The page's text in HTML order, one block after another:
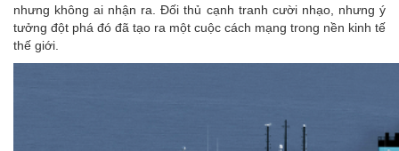
nhưng không ai nhận ra. Đối thủ cạnh tranh cười nhạo, nhưng ý
tưởng đột phá đó đã tạo ra một cuộc cách mạng trong nền kinh tế
thế giới.